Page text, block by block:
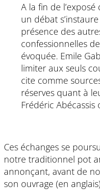
A la fin de
un débat s’instaure
présence des
confessionnelles
évoquée. Emile
limiter aux seuls
cite comme
réserves quant à
Frédéric Abécassis
Ces échanges se
notre traditionnel pot
annonçant, avant de
son ouvrage (en